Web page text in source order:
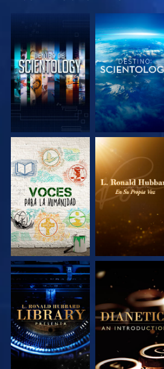
EXPLORA LAS
SERIES
EXPLORA LAS
SERIES
EXPLORA LAS
SERIES
EXPLORA LAS
SERIES